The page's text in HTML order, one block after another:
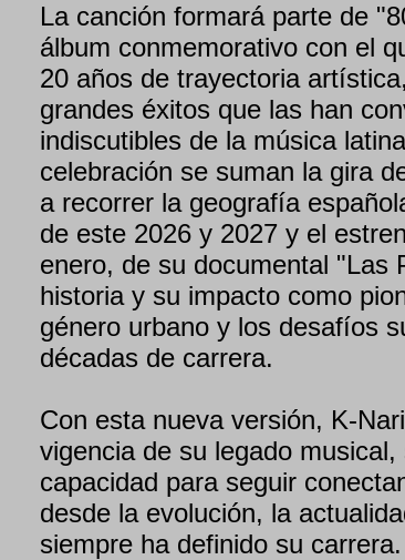
La canción formará parte de
álbum conmemorativo con el
20 años de trayectoria
grandes éxitos que las han
indiscutibles de la música
celebración se suman la gira
a recorrer la geografía
de este 2026 y 2027 y el
enero, de su documental "Las
historia y su impacto como
género urbano y los desafíos
décadas de carrera.
Con esta nueva versión, K-
vigencia de su legado
capacidad para seguir
desde la evolución, la
siempre ha definido su carrera.